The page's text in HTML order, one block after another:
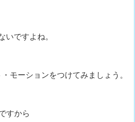
ですよね。
モーションをつけてみましょう。
すから